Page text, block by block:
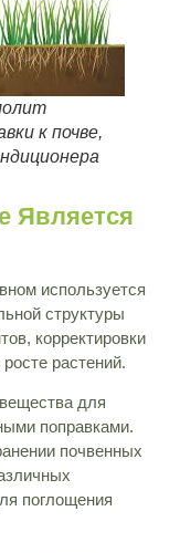
к почве,
Является
используется
структуры
корректировки
растений.
для
поправками.
почвенных
поглощения